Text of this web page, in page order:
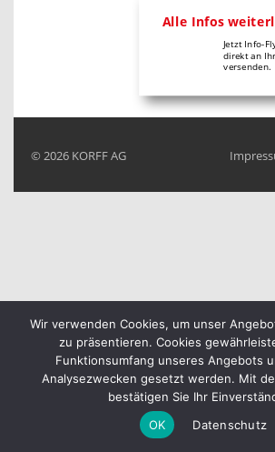
Alle Infos
Jetzt Info-
direkt an
versenden.
© 2026 KORFF AG
Wir verwenden Cookies, um unser
zu präsentieren. Cookies
Funktionsumfang unseres Angebots
Analysezwecken gesetzt werden. Mit
bestätigen Sie Ihr
OK
Datenschutz